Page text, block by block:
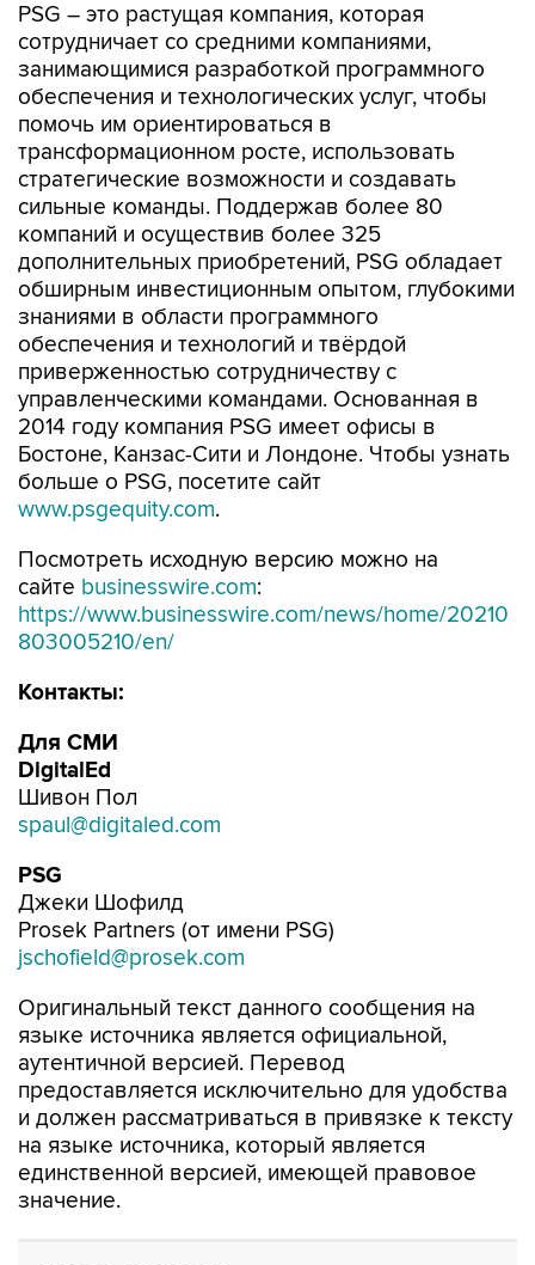
PSG – это растущая компания, которая
сотрудничает со средними компаниями,
занимающимися разработкой программного
обеспечения и технологических услуг, чтобы
помочь им ориентироваться в
трансформационном росте, использовать
стратегические возможности и создавать
сильные команды. Поддержав более 80
компаний и осуществив более 325
дополнительных приобретений, PSG обладает
обширным инвестиционным опытом, глубокими
знаниями в области программного
обеспечения и технологий и твёрдой
приверженностью сотрудничеству с
управленческими командами. Основанная в
2014 году компания PSG имеет офисы в
Бостоне, Канзас-Сити и Лондоне. Чтобы узнать
больше о PSG, посетите сайт
www.psgequity.com.
Посмотреть исходную версию можно на
сайте businesswire.com:
https://www.businesswire.com/news/home/20210
803005210/en/
Контакты:
Для СМИ
DigitalEd
Шивон Пол
spaul@digitaled.com
PSG
Джеки Шофилд
Prosek Partners (от имени PSG)
jschofield@prosek.com
Оригинальный текст данного сообщения на
языке источника является официальной,
аутентичной версией. Перевод
предоставляется исключительно для удобства
и должен рассматриваться в привязке к тексту
на языке источника, который является
единственной версией, имеющей правовое
значение.